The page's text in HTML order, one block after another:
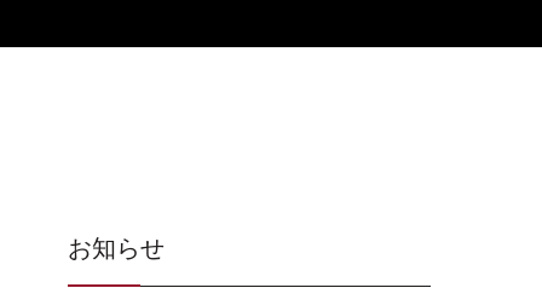
お知らせ